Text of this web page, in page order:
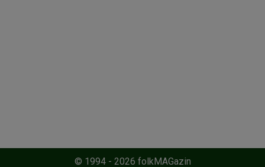
© 1994 - 2026 folkMAGazin